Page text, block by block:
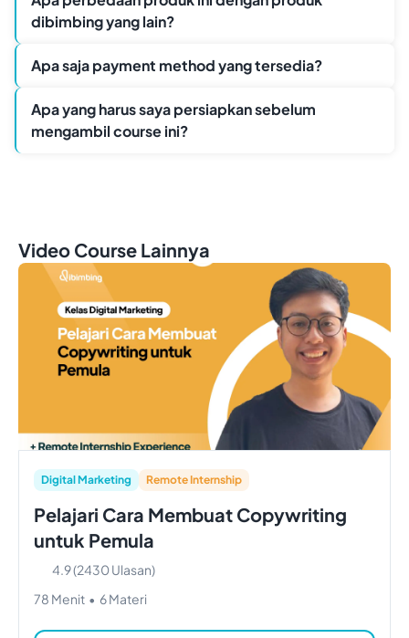
dibimbing yang lain?
Apa saja payment method yang tersedia?
Apa yang harus saya persiapkan sebelum
mengambil course ini?
Video Course Lainnya
Digital Marketing Remote Internship
Pelajari Cara Membuat Copywriting
untuk Pemula
4.9(2430Ulasan)
78 Menit • 6Materi